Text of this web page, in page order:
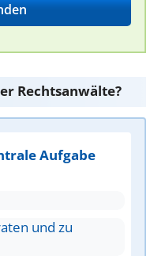
Rechtsanwälte?
Aufgabe
und zu